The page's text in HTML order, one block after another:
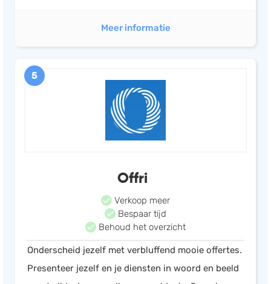
Meer informatie
5
Offri
Verkoop meer
Bespaar tijd
Behoud het overzicht
Onderscheid jezelf met verbluffend mooie offertes.
Presenteer jezelf en je diensten in woord en beeld